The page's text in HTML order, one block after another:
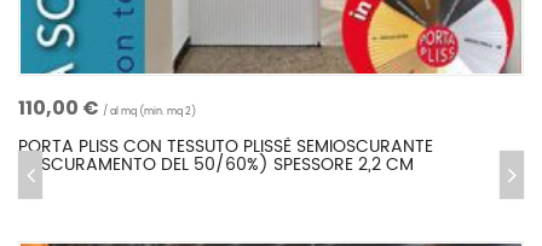
PORTA PLISS CON TESSUTO PLISSÈ SEMIOSCURANTE
(OSCURAMENTO DEL 50/60%) SPESSORE 2,2 CM
110,00 € al mq (min. mq 2)Confronta